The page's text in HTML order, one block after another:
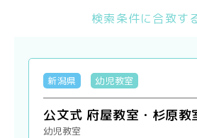
検索条件に合致す
新潟県 幼児教室
公文式 府屋教室・杉原教
幼児教室